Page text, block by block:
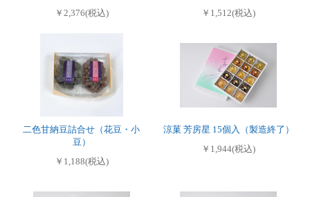
￥2,376(税込)
￥1,512(税込)
二色甘納豆詰合せ（花豆・小
豆）
￥1,188(税込)
涼菓 芳房星 15個入（製造終了）
￥1,944(税込)